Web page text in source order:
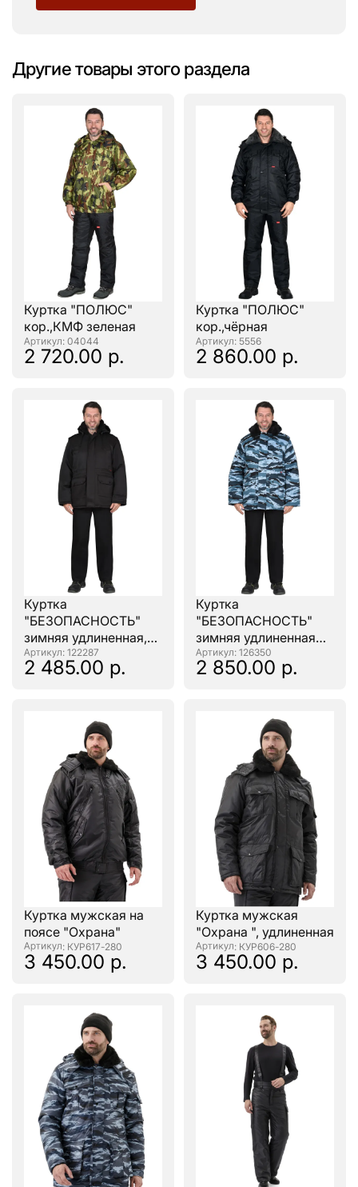
Другие товары этого раздела
Куртка "ПОЛЮС"
кор.,КМФ зеленая
: 04044
2 720.00 р.
Куртка "ПОЛЮС"
кор.,чёрная
: 5556
2 860.00 р.
Куртка
"БЕЗОПАСНОСТЬ"
зимняя удлиненная,
черная: 122287
2 485.00 р.
Куртка
"БЕЗОПАСНОСТЬ"
зимняя удлиненная
КМФ Серый вихрь
: 126350
2 850.00 р.
Куртка мужская на
поясе "Охрана"
: КУР617-280
3 450.00 р.
Куртка мужская
"Охрана ", удлиненная
: КУР606-280
3 450.00 р.